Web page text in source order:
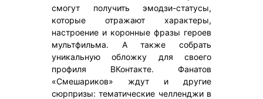
смогут получить эмодзи-статусы,
которые отражают характеры,
настроение и коронные фразы героев
мультфильма. А также собрать
уникальную обложку для своего
профиля ВКонтакте. Фанатов
«Смешариков» ждут и другие
сюрпризы: тематические челленджи в